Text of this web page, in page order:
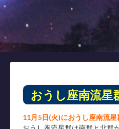
おうし座南流星
11月5日(火)におうし座南流星